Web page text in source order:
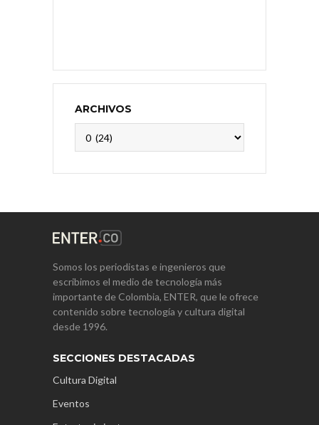
ARCHIVOS
Somos los periodistas e ingenieros que
escribimos el medio de tecnología más
importante de Colombia, ENTER, que le ofrece
contenido sobre tecnología y cultura digital
desde 1996.
SECCIONES DESTACADAS
Cultura Digital
Eventos